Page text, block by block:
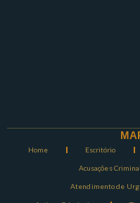
Home Escritório
Acusações
Atendimento de